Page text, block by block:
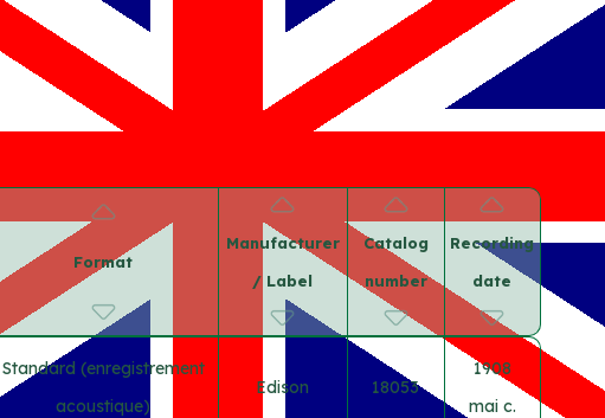
Format
Manufacturer
/ Label
Catalog
number
Recording
date
Standard (enregistrement
acoustique)
Edison 18053
1908
mai c.